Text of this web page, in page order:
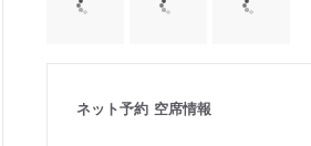
ネット予約 空席情報